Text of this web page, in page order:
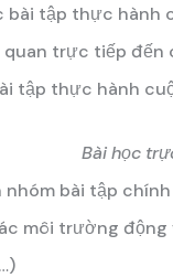
bài tập thực hành
quan trực tiếp đến
Bài học
nhóm bài tập chính
môi trường